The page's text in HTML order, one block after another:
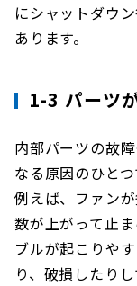
にシャットダウ
あります。
1-3 パーツ
内部パーツの故
なる原因のひとつ
例えば、ファン
数が上がって止
ブルが起こりや
り、破損したり